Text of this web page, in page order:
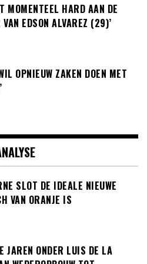
MOMENTEEL HARD AAN DE
VAN EDSON ALVAREZ (29)’
OPNIEUW ZAKEN DOEN MET
SLOT DE IDEALE NIEUWE
VAN ORANJE IS
JAREN ONDER LUIS DE LA